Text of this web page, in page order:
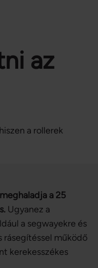
az
a rollerek
a 25
Ugyanez a
a segwayekre és
rásegítéssel működő
kerekesszékes